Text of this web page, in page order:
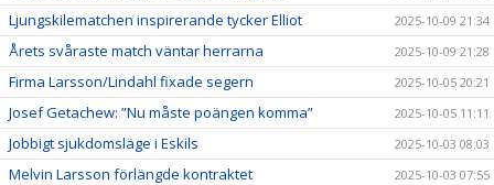
Ljungskilematchen inspirerande tycker Elliot 2025-10-09 21:34
Årets svåraste match väntar herrarna 2025-10-09 21:28
Firma Larsson/Lindahl fixade segern 2025-10-05 20:21
Josef Getachew: ”Nu måste poängen komma” 2025-10-05 11:11
Jobbigt sjukdomsläge i Eskils 2025-10-03 08:03
Melvin Larsson förlängde kontraktet 2025-10-03 07:55